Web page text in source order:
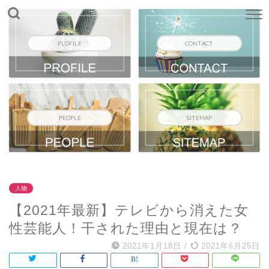
PLOFILE CONTACT
PEOPLE SITEMAP
人物
【2021年最新】テレビから消えた女
性芸能人！干された理由と現在は？
2021年1月18日 / 2021年6月25日